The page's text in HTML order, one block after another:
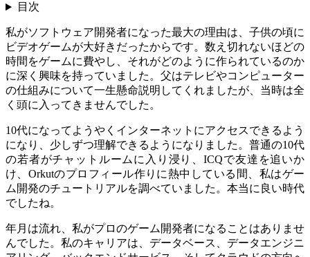
目次
私がソフトウェア開発者になった最大の理由は、子供の頃に
ビデオゲームが大好きだったからです。数え切れないほどの
時間をゲームに費やし、それがどのように作られているのか
に深く興味を持っていました。父はテレビやコンピューター
の仕組みについて一生懸命説明してくれましたが、当時は全
く頭に入ってきませんでした。
10代になってようやくインターネットにアクセスできるよう
になり、少しずつ理解できるようになりました。普通の10代
の若者がチャットルームに入り浸り、ICQで友達を追いか
け、Orkutのプロフィール作りに熱中している間、私はゲー
ム開発のチュートリアルを調べていました。本当に良い時代
でしたね。
年月は流れ、私がプロのゲーム開発者になることはありませ
んでした。私のキャリアは、データベース、データエンジニ